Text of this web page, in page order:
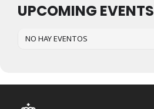
UPCOMING EVENTS
NO HAY EVENTOS